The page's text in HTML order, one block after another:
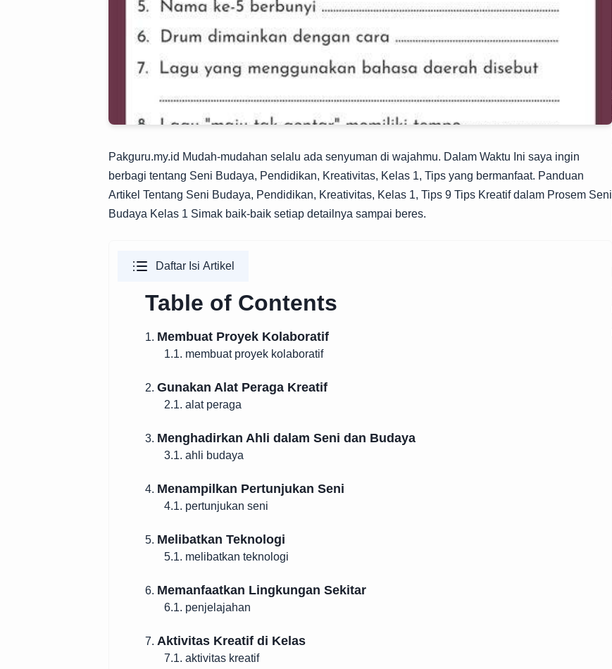
Pakguru.my.id Mudah-mudahan selalu ada senyuman di wajahmu. Dalam Waktu Ini saya ingin
berbagi tentang Seni Budaya, Pendidikan, Kreativitas, Kelas 1, Tips yang bermanfaat. Panduan
Artikel Tentang Seni Budaya, Pendidikan, Kreativitas, Kelas 1, Tips 9 Tips Kreatif dalam Prosem Seni
Budaya Kelas 1 Simak baik-baik setiap detailnya sampai beres.
Daftar Isi Artikel
Table of Contents
1. Membuat Proyek Kolaboratif
1.1. membuat proyek kolaboratif
2. Gunakan Alat Peraga Kreatif
2.1. alat peraga
3. Menghadirkan Ahli dalam Seni dan Budaya
3.1. ahli budaya
4. Menampilkan Pertunjukan Seni
4.1. pertunjukan seni
5. Melibatkan Teknologi
5.1. melibatkan teknologi
6. Memanfaatkan Lingkungan Sekitar
6.1. penjelajahan
7. Aktivitas Kreatif di Kelas
7.1. aktivitas kreatif